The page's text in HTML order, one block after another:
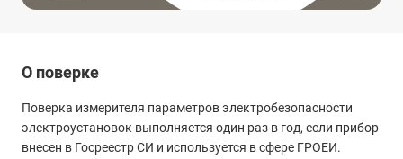
О поверке
Поверка измерителя параметров электробезопасности
электроустановок выполняется один раз в год, если прибор
внесен в Госреестр СИ и используется в сфере ГРОЕИ.